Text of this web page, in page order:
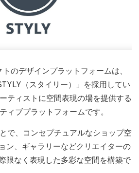
のデザインプラットフォームは、
（スタイリー）」を採用してい
ティストに空間表現の場を提供する
ィブプラットフォームです。
で、コンセプチュアルなショップ空
ン、ギャラリーなどクリエイターの
限なく表現した多彩な空間を構築で